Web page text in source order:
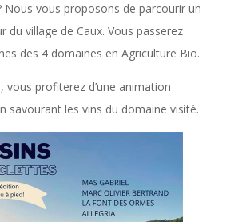
Nous vous proposons de parcourir un
du village de Caux. Vous passerez
des 4 domaines en Agriculture Bio.
vous profiterez d’une animation
savourant les vins du domaine visité.